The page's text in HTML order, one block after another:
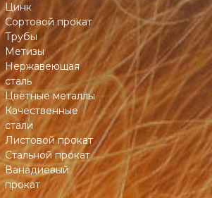
Цинк
Сортовой прокат
Трубы
Метизы
Нержавеющая
сталь
Цветные металлы
Качественные
стали
Листовой прокат
Стальной прокат
Ванадиевый
прокат